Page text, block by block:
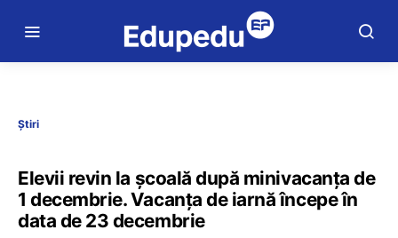
Știri
Elevii revin la școală după minivacanța de
1 decembrie. Vacanța de iarnă începe în
data de 23 decembrie